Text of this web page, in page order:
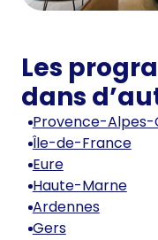
Les
dans
Provence-Alpes-
Île-de-France
Eure
Haute-Marne
Ardennes
Gers